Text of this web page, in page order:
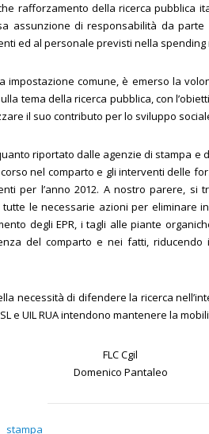
rafforzamento della ricerca pubblica
assunzione di responsabilità da
ed al personale previsti nella spending
impostazione comune, è emerso la
tema della ricerca pubblica, con
il suo contributo per lo sviluppo
riportato dalle agenzie di stampa
nel comparto e gli interventi delle
per l’anno 2012. A nostro parere,
le necessarie azioni per eliminare
degli EPR, i tagli alle piante
del comparto e nei fatti, riducendo
necessità di difendere la ricerca
e UIL RUA intendono mantenere la
FLC Cgil
Domenico Pantaleo